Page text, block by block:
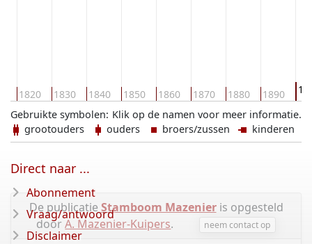
1820 1830 1840 1850 1860 1870 1880 1890
Klik op de namen voor meer informatie.
Gebruikte symbolen:
grootouders
ouders broers/zussen kinderen
De publicatie Stamboom Mazenieris opgesteld
doorA. Mazenier-Kuipers. neem contact op
Direct naar ...
Abonnement
Vraag/antwoord
Disclaimer